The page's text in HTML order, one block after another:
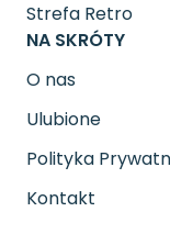
Strefa Retro
NA SKRÓTY
O nas
Ulubione
Polityka
Kontakt